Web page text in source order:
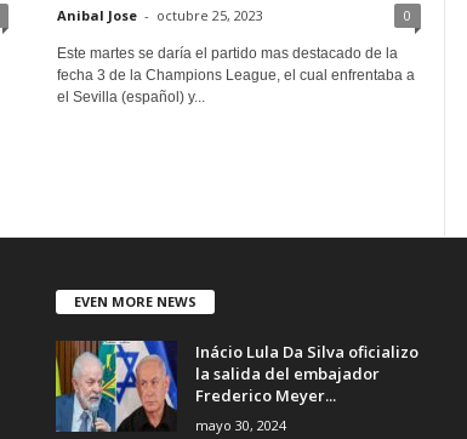
Anibal Jose - octubre 25, 2023 0
Este martes se daría el partido mas destacado de la
fecha 3 de la Champions League, el cual enfrentaba a
el Sevilla (español) y...
EVEN MORE NEWS
Inácio Lula Da Silva oficializo
la salida del embajador
Frederico Meyer...
mayo 30, 2024